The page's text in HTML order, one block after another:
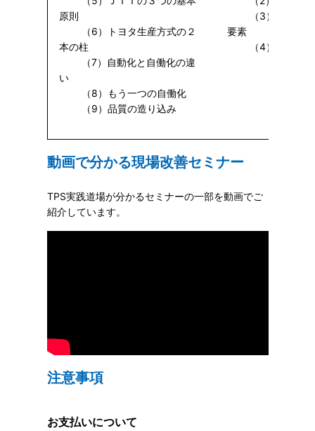
原則
（6）トヨタ生産方式の２
本の柱
（7）自動化と自働化の違
い
（8）もう一つの自働化
（9）品質の造り込み
（3）標準作業
要素
（4）標準作業
動画で分かる現場改善セミナー
TPS実践道場が分かるセミナーの一部を動画でご
紹介しています。
注意事項
お支払いについて